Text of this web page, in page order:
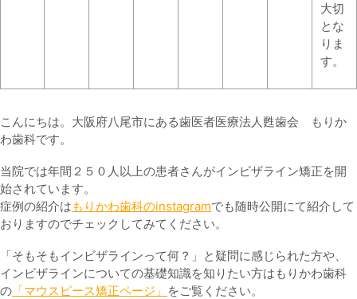
大切
とな
りま
す。
こんにちは。大阪府八尾市にある歯医者医療法人甦歯会 もりか
わ歯科です。
当院では年間２５０人以上の患者さんがインビザライン矯正を開
始されています。
症例の紹介はもりかわ歯科のinstagramでも随時公開にて紹介して
おりますのでチェックしてみてください。
「そもそもインビザラインって何？」と疑問に感じられた方や、
インビザラインについての基礎知識を知りたい方はもりかわ歯科
の 「マウスピース矯正ページ」 をご覧ください。